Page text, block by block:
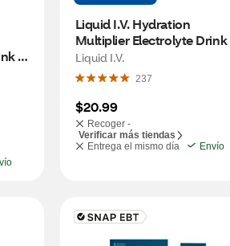
Liquid I.V. Hydration
Multiplier Electrolyte Drink
Mix, Sugar Free, Strawberry
Watermelon, 10 CT
Liquid I.V.
237
$20.99
Recoger -
Verificar más tiendas
Entrega el mismo día
Envío